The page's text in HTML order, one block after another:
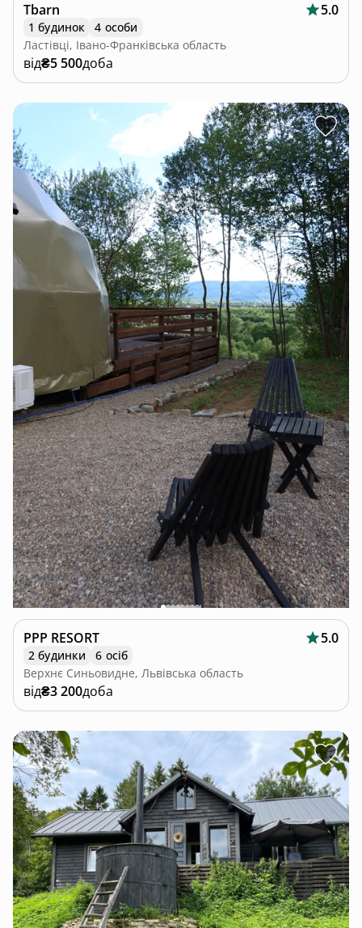
Tbarn 5.0
1 будинок
4 особи
Ластівці, Івано-Франківська область
від₴5 500доба
PPP RESORT 5.0
2 будинки
6 осіб
Верхнє Синьовидне, Львівська область
від₴3 200доба